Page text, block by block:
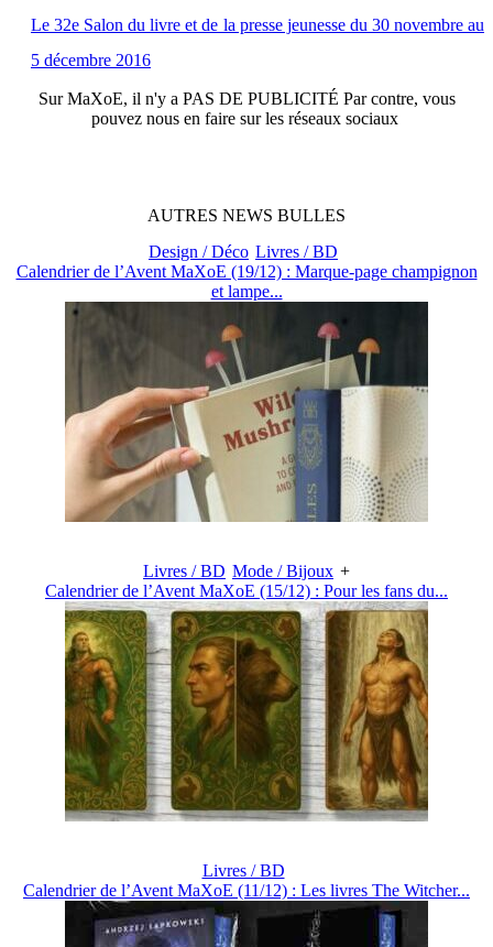
Le 32e Salon du livre et de la presse jeunesse du 30 novembre au
5 décembre 2016
SurMaXoE, il n'y a PAS DE PUBLICITÉ Par contre, vous
pouvez nous en faire sur les réseaux sociaux
AUTRES NEWS BULLES
Design / Déco Livres / BD
Calendrier de l’Avent MaXoE (19/12) : Marque-page champignon
et lampe...
Livres / BD Mode / Bijoux +
Calendrier de l’Avent MaXoE (15/12) : Pour les fans du...
Livres / BD
Calendrier de l’Avent MaXoE (11/12) : Les livres The Witcher...